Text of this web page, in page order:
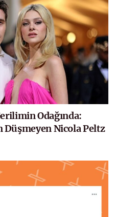
Odağında:
Nicola Peltz